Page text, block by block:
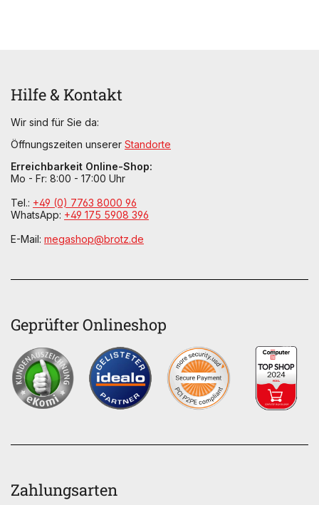
Hilfe & Kontakt
Wir sind für Sie da:
Öffnungszeiten unserer Standorte
Erreichbarkeit Online-Shop:
Mo - Fr: 8:00 - 17:00 Uhr
Tel.: +49 (0) 7763 8000 96
WhatsApp: +49 175 5908 396
E-Mail: megashop@brotz.de
Geprüfter Onlineshop
Zahlungsarten